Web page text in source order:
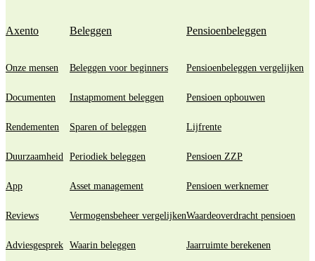
Axento
Onze mensen
Documenten
Rendementen
Duurzaamheid
App
Reviews
Adviesgesprek
Beleggen
Beleggen voor beginners
Instapmoment beleggen
Sparen of beleggen
Periodiek beleggen
Asset management
Vermogensbeheer vergelijken
Waarin beleggen
Pensioenbeleggen
Pensioenbeleggen vergelijken
Pensioen opbouwen
Lijfrente
Pensioen ZZP
Pensioen werknemer
Waardeoverdracht pensioen
Jaarruimte berekenen